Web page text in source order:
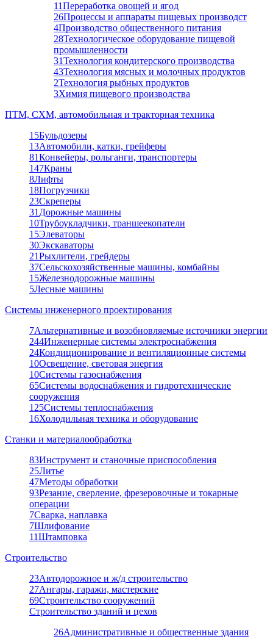
11Переработка овощей и ягод
26Процессы и аппараты пищевых производст
4Производство общественного питания
28Технологическое оборудование пищевой
промышленности
31Технология кондитерского производства
43Технология мясных и молочных продуктов
2Технология рыбных продуктов
3Химия пищевого производства
ПТМ, СХМ, автомобильная и тракторная техника
15Бульдозеры
13Автомобили, катки, грейферы
81Конвейеры, рольганги, транспортеры
147Краны
8Лифты
18Погрузчики
23Скреперы
31 Дорожные машины
10Трубоукладчики, траншеекопатели
15Элеваторы
30Экскаваторы
21Рыхлители, грейдеры
37Сельскохозяйственные машины, комбайны
15Железнодорожные машины
5Лесные машины
Системы инженерного проектирования
7Альтернативные и возобновляемые источники энергии
244Инженерные системы электроснабжения
24Кондиционирование и вентиляционные системы
10Освещение, световая энергия
10Системы газоснабжения
65Системы водоснабжения и гидротехнические
сооружения
125Системы теплоснабжения
16Холодильная техника и оборудование
Станки и материалообработка
83Инструмент и станочные приспособления
25Литье
47Методы обработки
93Резание, сверление, фрезеровочные и токарные
операции
7Сварка, наплавка
7Шлифование
11Штамповка
Строительство
23Автодорожное и ж/д строительство
27Ангары, гаражи, мастерские
69Строительство сооружений
Строительство зданий и цехов
26Административные и общественные здания